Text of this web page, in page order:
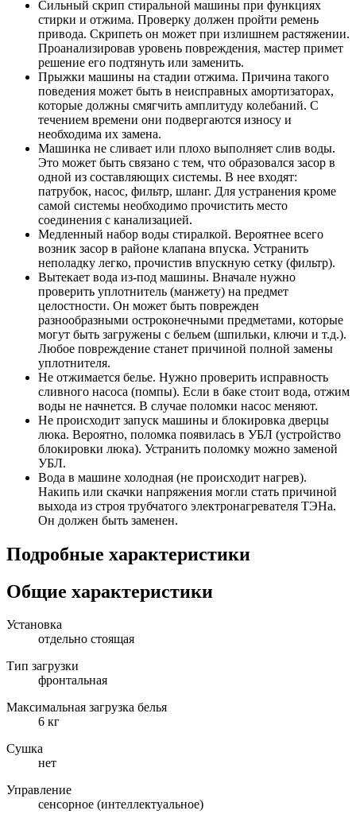
Сильный скрип стиральной машины при функциях
стирки и отжима. Проверку должен пройти ремень
привода. Скрипеть он может при излишнем растяжении.
Проанализировав уровень повреждения, мастер примет
решение его подтянуть или заменить.
Прыжки машины на стадии отжима. Причина такого
поведения может быть в неисправных амортизаторах,
которые должны смягчить амплитуду колебаний. С
течением времени они подвергаются износу и
необходима их замена.
Машинка не сливает или плохо выполняет слив воды.
Это может быть связано с тем, что образовался засор в
одной из составляющих системы. В нее входят:
патрубок, насос, фильтр, шланг. Для устранения кроме
самой системы необходимо прочистить место
соединения с канализацией.
Медленный набор воды стиралкой. Вероятнее всего
возник засор в районе клапана впуска. Устранить
неполадку легко, прочистив впускную сетку (фильтр).
Вытекает вода из-под машины. Вначале нужно
проверить уплотнитель (манжету) на предмет
целостности. Он может быть поврежден
разнообразными остроконечными предметами, которые
могут быть загружены с бельем (шпильки, ключи и т.д.).
Любое повреждение станет причиной полной замены
уплотнителя.
Не отжимается белье. Нужно проверить исправность
сливного насоса (помпы). Если в баке стоит вода, отжим
воды не начнется. В случае поломки насос меняют.
Не происходит запуск машины и блокировка дверцы
люка. Вероятно, поломка появилась в УБЛ (устройство
блокировки люка). Устранить поломку можно заменой
УБЛ.
Вода в машине холодная (не происходит нагрев).
Накипь или скачки напряжения могли стать причиной
выхода из строя трубчатого электронагревателя ТЭНа.
Он должен быть заменен.
Подробные характеристики
Общие характеристики
Установка
отдельно стоящая
Тип загрузки
фронтальная
Максимальная загрузка белья
6 кг
Сушка
нет
Управление
сенсорное (интеллектуальное)